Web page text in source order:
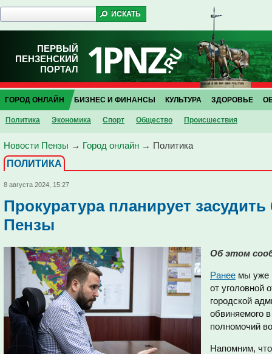
ПЕРВЫЙ
ПЕНЗЕНСКИЙ
ПОРТАЛ
ГОРОД ОНЛАЙН
Политика Экономика Спорт Общество Проиcшествия
БИЗНЕС И ФИНАНСЫ КУЛЬТУРА ЗДОРОВЬЕ
Новости Пензы → Город онлайн → Политика
ПОЛИТИКА
8 августа 2024, 15:27
Прокуратура планирует
Пензы
Об этом
Ранее мы уже
от уголовной
городской
обвиняемого
полномочий
Напомним, что